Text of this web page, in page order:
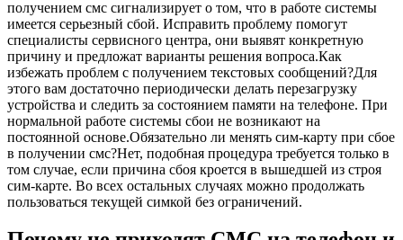
получением смс сигнализирует о том, что в работе системы
имеется серьезный сбой. Исправить проблему помогут
специалисты сервисного центра, они выявят конкретную
причину и предложат варианты решения вопроса.Как
избежать проблем с получением текстовых сообщений?Для
этого вам достаточно периодически делать перезагрузку
устройства и следить за состоянием памяти на телефоне. При
нормальной работе системы сбои не возникают на
постоянной основе.Обязательно ли менять сим-карту при сбое
в получении смс?Нет, подобная процедура требуется только в
том случае, если причина сбоя кроется в вышедшей из строя
сим-карте. Во всех остальных случаях можно продолжать
пользоваться текущей симкой без ограничений.